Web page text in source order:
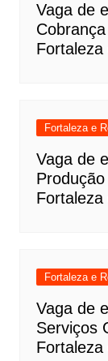
Vaga de
Fortaleza e
Vaga de
Fortaleza e
Vaga de
Serviços